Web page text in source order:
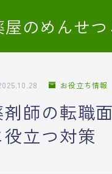
屋のめんせつ
お役立ち情報
剤師の転職
役立つ対策